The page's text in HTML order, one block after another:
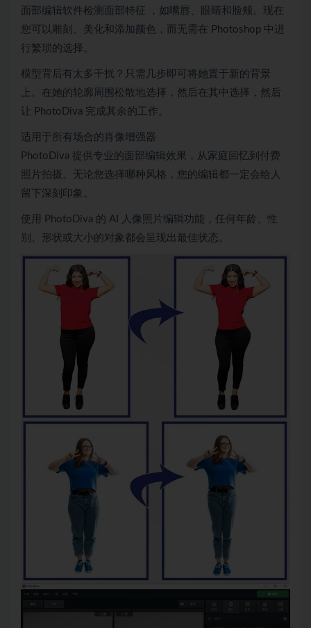
面部编辑软件检测面部特征 ，如嘴唇、眼睛和脸颊。现在
您可以雕刻、美化和添加颜色，而无需在 Photoshop 中进
行繁琐的选择。
模型背后有太多干扰？只需几步即可将她置于新的背景
上。在她的轮廓周围松散地选择，然后在其中选择，然后
让 PhotoDiva 完成其余的工作。
适用于所有场合的肖像增强器
PhotoDiva 提供专业的面部编辑效果，从家庭回忆到付费
照片拍摄。无论您选择哪种风格，您的编辑都一定会给人
留下深刻印象。
使用 PhotoDiva 的 AI 人像照片编辑功能，任何年龄、性
别、形状或大小的对象都会呈现出最佳状态。